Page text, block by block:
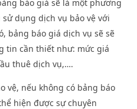
báo giá sẽ là một phương
dụng dịch vụ bảo vệ với
bảng báo giá dịch vụ sẽ sẽ
tin cần thiết như: mức giá
thuê dịch vụ,….
vệ, nếu không có bảng báo
hiện được sự chuyên